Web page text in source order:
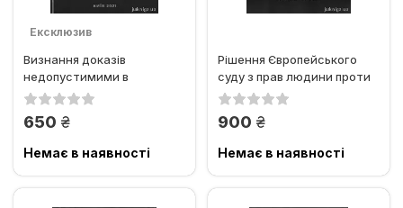
Ексклюзив
Визнання доказів
недопустимими в
кримінальному
650 грн.
Немає в наявності
Рішення Європейського
суду з прав людини проти
України 2020-2021
900 грн.
Немає в наявності